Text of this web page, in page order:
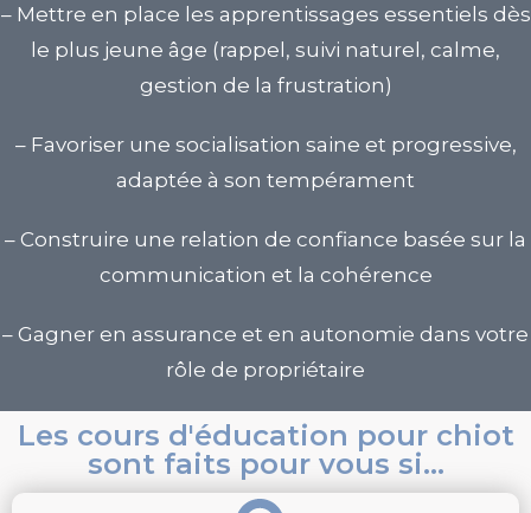
– Mettre en place les apprentissages essentiels dès
le plus jeune âge (rappel, suivi naturel, calme,
gestion de la frustration)
– Favoriser une socialisation saine et progressive,
adaptée à son tempérament
– Construire une relation de confiance basée sur la
communication et la cohérence
– Gagner en assurance et en autonomie dans votre
rôle de propriétaire
Les cours d'éducation pour chiot
sont faits pour vous si...